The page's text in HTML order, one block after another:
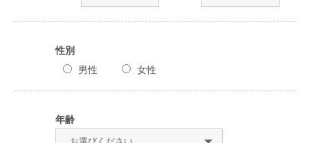
性別
男性
女性
年齢